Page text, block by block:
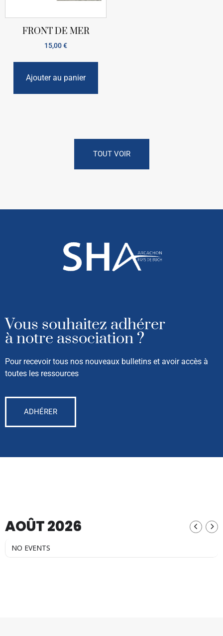
FRONT DE MER
15,00€
Ajouter au panier
TOUT VOIR
Vous souhaitez adhérer
à notre association ?
Pour recevoir tous nos nouveaux bulletins et avoir accès à
toutes les ressources
ADHÉRER
AOÛT 2026
NO EVENTS